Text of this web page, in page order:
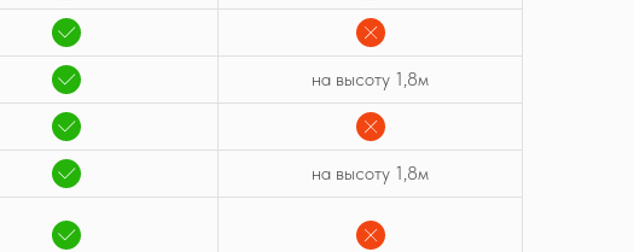
на высоту 1,8м
на высоту 1,8м